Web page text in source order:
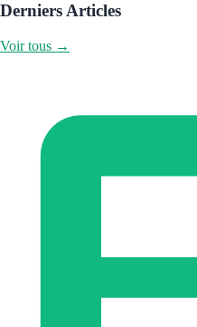
Derniers Articles
Voir tous →